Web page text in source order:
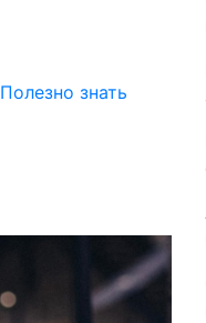
Полезно знать